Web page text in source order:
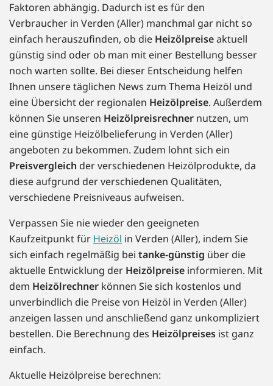
Faktoren abhängig. Dadurch ist es für den
Verbraucher in Verden (Aller) manchmal gar nicht so
einfach herauszufinden, ob die Heizölpreiseaktuell
günstig sind oder ob man mit einer Bestellung besser
noch warten sollte. Bei dieser Entscheidung helfen
Ihnen unsere täglichen News zum Thema Heizöl und
eine Übersicht der regionalen Heizölpreise. Außerdem
können Sie unseren Heizölpreisrechner nutzen, um
eine günstige Heizölbelieferung in Verden (Aller)
angeboten zu bekommen. Zudem lohnt sich ein
Preisvergleich der verschiedenen Heizölprodukte, da
diese aufgrund der verschiedenen Qualitäten,
verschiedene Preisniveaus aufweisen.
Verpassen Sie nie wieder den geeigneten
Kaufzeitpunkt für Heizöl in Verden (Aller), indem Sie
sich einfach regelmäßig bei tanke-günstig über die
aktuelle Entwicklung der Heizölpreise informieren. Mit
dem Heizölrechner können Sie sich kostenlos und
unverbindlich die Preise von Heizöl in Verden (Aller)
anzeigen lassen und anschließend ganz unkompliziert
bestellen. Die Berechnung des Heizölpreises ist ganz
einfach.
Aktuelle Heizölpreise berechnen: